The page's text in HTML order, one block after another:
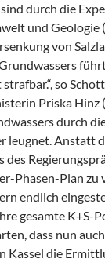
durch die
und Geologie
von
so
Priska Hinz
durch
leugnet. Anstatt
des
Phasen-Plan zu
endlich
gesamte K+S-
dass nun
Kassel die